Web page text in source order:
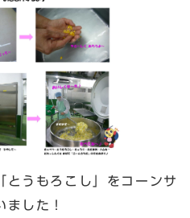
とうもろこし」をコーンサ
ました！